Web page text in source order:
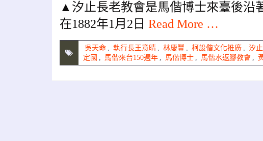
▲汐止長老教會是馬偕博士來臺後沿
在1882年1月2日 Read More …
吳天命 , 執行長王意晴 , 林慶豐 , 柯設偕文化推廣 , 汐
定國 , 馬偕來台150週年 , 馬偕博士 , 馬偕水返腳教會 ,